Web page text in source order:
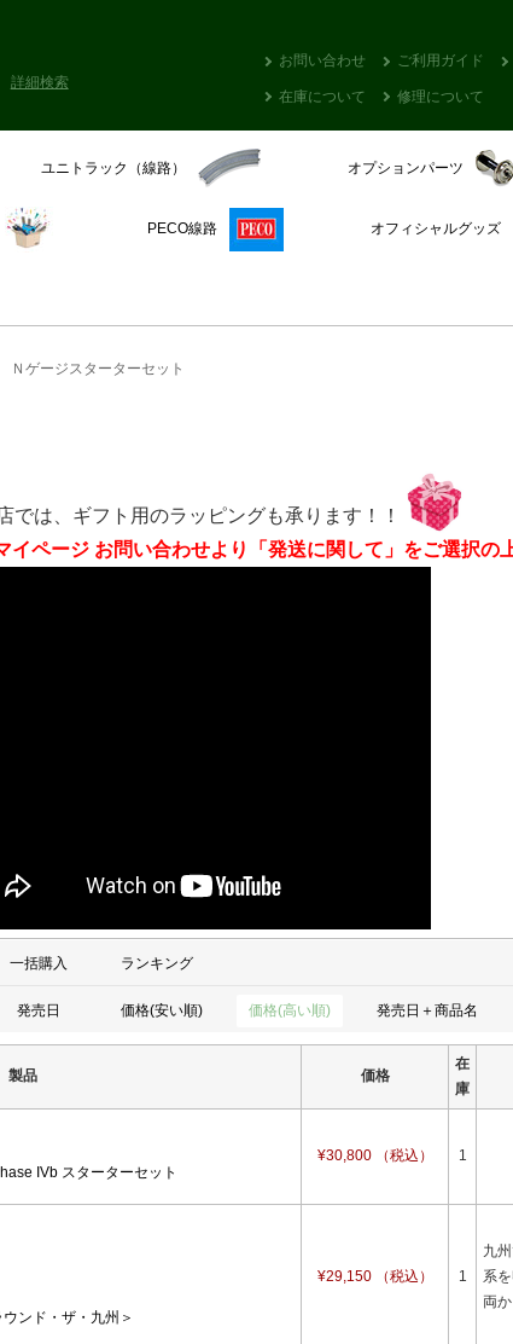
詳細検索
お問い合わせ ご利用ガイド
在庫について 修理について
ユニトラック（線路） オプションパーツ
PECO線路 オフィシャルグッズ
Ｎゲージスターターセット
では、ギフト用のラッピングも承ります！！
イページ お問い合わせより「発送に関して」をご選択の
一括購入 ランキング
発売日 価格(安い順) 価格(高い順) 発売日＋商品名
製品 価格
在
庫
IVb スターターセット
¥30,800 （税込） 1
ンド・ザ・九州＞
¥29,150 （税込） 1
九
系
両